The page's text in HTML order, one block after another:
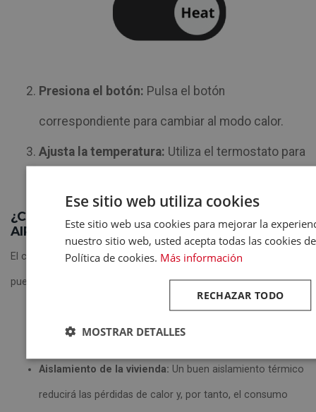
Presiona el botón: Pulsa el botón
correspondiente para cambiar al modo calor.
Ajusta la temperatura: Utiliza el termostato para
¿CUÁNTO CONSUME EL MODO CALOR DE UN
AIRE ACONDICIONADO?
El consumo energético delaire acondicionado modo calor
puede variar dependiendo de varios factores:
Aislamiento de la vivienda: Un buen aislamiento térmico
reducirá las pérdidas de calor y, por tanto, el consumo
Ese sitio web utiliza cookies
Este sitio web usa cookies para mejorar la
nuestro sitio web, usted acepta todas las cookies
Política de cookies. Más información
RECHAZAR TODO
MOSTRAR DETALLES